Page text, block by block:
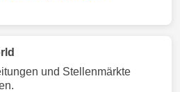
und Stellenmärkte